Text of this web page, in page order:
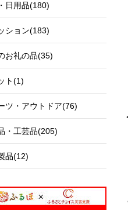
鳥
丘
地
か
出
出雲市は、「神話の國出
とともに、出雲大社、荒神
豊かな自然に恵まれた地域
です。
「元気な出雲、活力のある
誇りが持てる故郷づくりを
展開しています。
日用品(180)
ション(183)
お礼の品(35)
ト(1)
ツ・アウトドア(76)
・工芸品(205)
品(12)